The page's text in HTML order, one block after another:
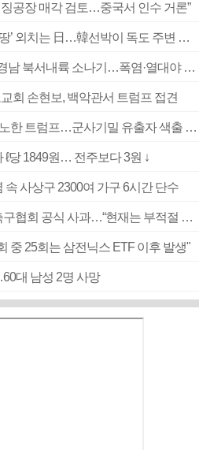
공장 매각 검토…중국서 인수 거론”
[속보] 여전히 ‘독도는 우리땅’ 외치는 日…韓선박이 독도 주변 해양조사 활동하자 반발
부산 울산 경남 구름 많고 경남 북서내륙 소나기…폭염·열대야 계속
교회 손현보, 백악관서 트럼프 접견
‘탄약 부족 사태’ 보도에 격노한 트럼프…군사기밀 유출자 색출 지시
당 1849원… 전주보다 3원 ↓
속 사상구 2300여 가구 6시간 단수
[속보] ‘심판 성접대’ 논란 축구협회 공식 사과…“현재는 부적절 행위 없어”
중 25회는 삼전닉스 ETF 이후 발생"
대 남성 2명 사망